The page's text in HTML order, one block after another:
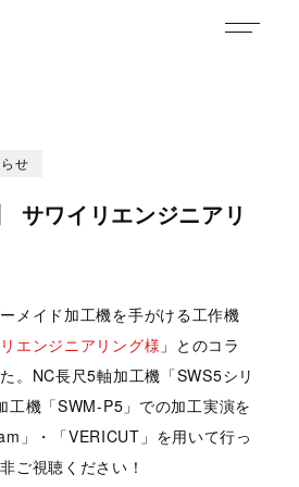
せ
サワイリエンジニアリ
メイド加工機を手がける工作機
エンジニアリング様 」とのコラ
。NC長尺5軸加工機「SWS5シリ
工機「SWM-P5」での加工実演を
」・「VERICUT」を用いて行っ
ご視聴ください！